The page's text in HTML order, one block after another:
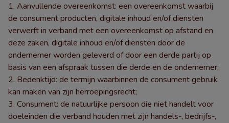
Aanvullende overeenkomst: een overeenkomst waarbij
de consument producten, digitale inhoud en/of diensten
verwerft in verband met een overeenkomst op afstand en
deze zaken, digitale inhoud en/of diensten door de
ondernemer worden geleverd of door een derde partij op
basis van een afspraak tussen die derde en de ondernemer;
Bedenktijd: de termijn waarbinnen de consument gebruik
kan maken van zijn herroepingsrecht;
Consument: de natuurlijke persoon die niet handelt voor
doeleinden die verband houden met zijn handels-, bedrijfs-,